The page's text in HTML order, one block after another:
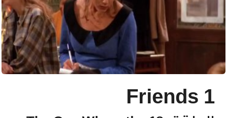
Friends 1